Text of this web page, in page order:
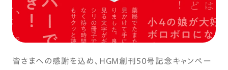
皆さまへの感謝を込め、HGM創刊50号記念キャンペー